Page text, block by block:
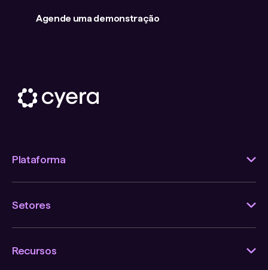
Agende uma demonstração
Plataforma
Setores
Recursos